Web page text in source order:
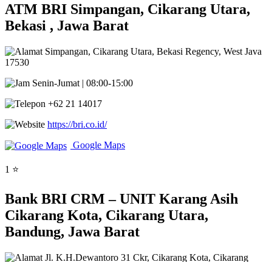
ATM BRI Simpangan, Cikarang Utara,
Bekasi , Jawa Barat
Simpangan, Cikarang Utara, Bekasi Regency, West Java
17530
Senin-Jumat | 08:00-15:00
+62 21 14017
https://bri.co.id/
Google Maps
1 ⭐
Bank BRI CRM – UNIT Karang Asih
Cikarang Kota, Cikarang Utara,
Bandung, Jawa Barat
Jl. K.H.Dewantoro 31 Ckr, Cikarang Kota, Cikarang